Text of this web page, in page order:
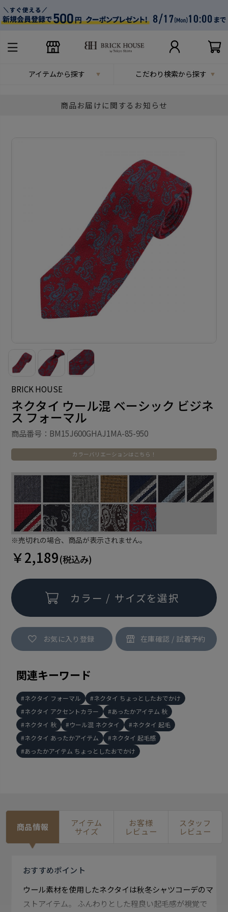
アイテムから探す こだわり検索から探す
商品お届けに関するお知らせ
BRICK HOUSE
ネクタイ ウール混 ベーシック ビジネ
ス フォーマル
商品番号：BM15J600GHAJ1MA-85-950
カラーバリエーションはこちら！
※売切れの場合、商品が表示されません。
￥2,189(税込み)
カラー / サイズを選択
お気に入り登録
関連キーワード
ネクタイ フォーマル
ネクタイ ちょっとしたおでかけ
ネクタイ アクセントカラー
あったかアイテム 秋
ネクタイ 秋
ウール混 ネクタイ
ネクタイ 起毛
ネクタイ あったかアイテム
ネクタイ 起毛感
あったかアイテム ちょっとしたおでかけ
商品情報 アイテム
サイズ
お客様
レビュー
スタッフ
レビュー
おすすめポイント
ウール素材を使用したネクタイは秋冬シャツコーデのマ
ストアイテム。 ふんわりとした程良い起毛感が視覚で